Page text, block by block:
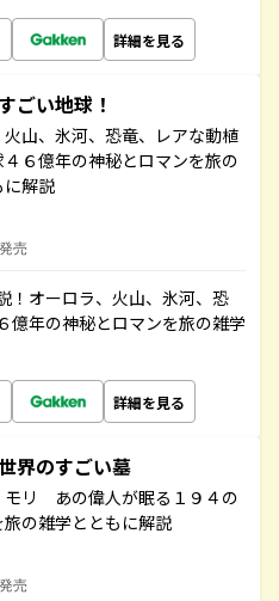
詳細を見る
ごい地球！
山、氷河、恐竜、レアな動植
６億年の神秘とロマンを旅の
に解説
売
！オーロラ、火山、氷河、恐
億年の神秘とロマンを旅の雑学
詳細を見る
界のすごい墓
モリ あの偉人が眠る１９４の
の雑学とともに解説
売